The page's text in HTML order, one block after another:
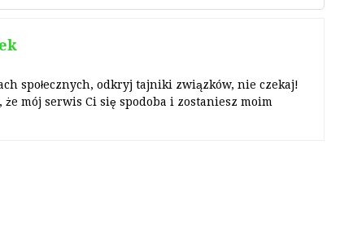
społecznych, odkryj tajniki związków, nie czekaj!
że mój serwis Ci się spodoba i zostaniesz moim